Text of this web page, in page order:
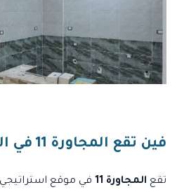
فين تقع المجاورة 11 في العاشر من رمضان؟
تقع المجاورة 11
في موقع استراتيجي